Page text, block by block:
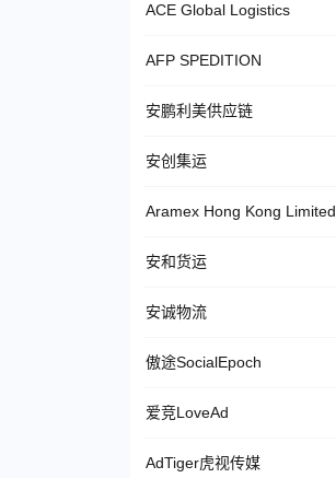
ACE Global Logistics
AFP SPEDITION
安鹏利美供应链
安创集运
Aramex Hong Kong Limited
安和货运
安诚物流
傲途SocialEpoch
爱竞LoveAd
AdTiger虎视传媒